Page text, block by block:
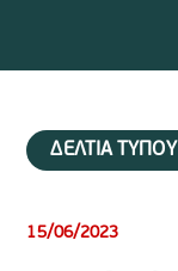
ΔΕΛΤΙΑ ΤΥΠΟΥ
15/06/2023